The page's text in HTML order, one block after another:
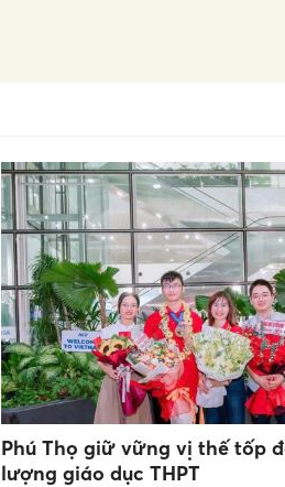
Phú Thọ giữ vững vị thế tốp
lượng giáo dục THPT